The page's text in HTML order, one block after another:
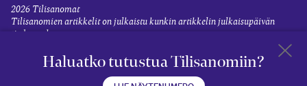
2026 Tilisanomat
Tilisanomien artikkelit on julkaistu kunkin artikkelin julkaisupäivän
tiedon valossa.
EvästevalinnatHaluatko tutustua Tilisanomiin?